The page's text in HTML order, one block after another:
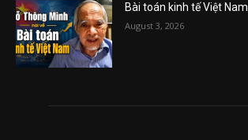
Bài toán kinh tế Việt Nam
August 3, 2026